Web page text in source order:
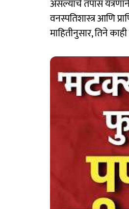
असल्याचे तपास
वनस्पतिशास्त्र आणि
माहितीनुसार, तिने